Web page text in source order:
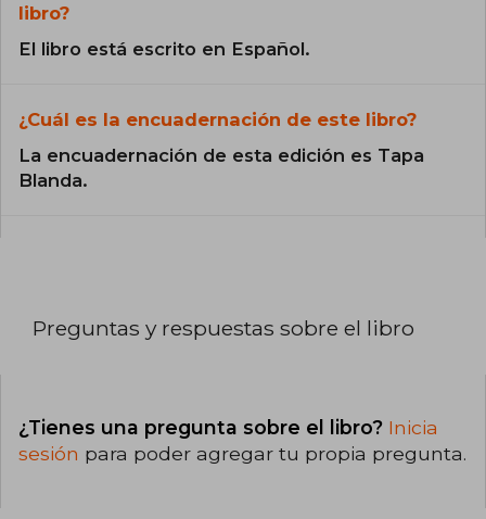
libro?
El libro está escrito en Español.
¿Cuál es la encuadernación de este libro?
La encuadernación de esta edición es Tapa
Blanda.
Preguntas y respuestas sobre el libro
¿Tienes una pregunta sobre el libro? Inicia
sesión para poder agregar tu propia pregunta.